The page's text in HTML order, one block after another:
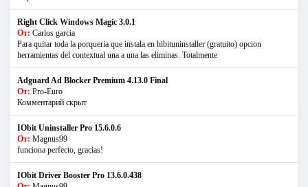
Right Click Windows Magic 3.0.1
От: Carlos garcia
Para quitar toda la porqueria que instala en hibituninstaller (gratuito) opcion
herramientas del contextual una a una las eliminas. Totalmente
Adguard Ad Blocker Premium 4.13.0 Final
От: Pro-Euro
Комментарий скрыт
IObit Uninstaller Pro 15.6.0.6
От: Magnus99
funciona perfecto, gracias!
IObit Driver Booster Pro 13.6.0.438